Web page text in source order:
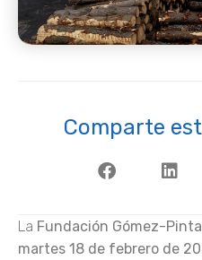
Comparte
La Fundación Gómez-
martes 18 de febrero de